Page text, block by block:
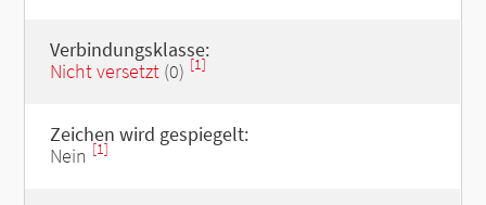
Verbindungsklasse:
Nicht versetzt(0) [1]
Zeichen wird gespiegelt:
Nein [1]